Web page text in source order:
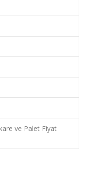
ve Palet Fiyat